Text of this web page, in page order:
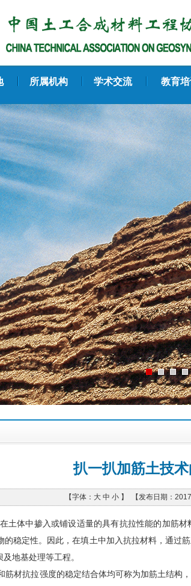
所属机构 学术交流 教育培
扒一扒加筋土技术
【字体： 大 中 小】 【发布日期：
体中掺入或铺设适量的具有抗拉性能的加筋
稳定性。因此，在填土中加入抗拉材料，通
地基处理等工程。
材抗拉强度的稳定结合体均可称为加筋土结构